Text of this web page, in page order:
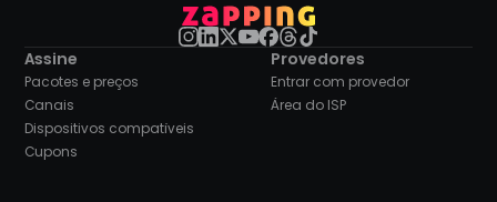
Assine
Pacotes e preços
Canais
Dispositivos compatíveis
Cupons
Provedores
Entrar com provedor
Área do ISP